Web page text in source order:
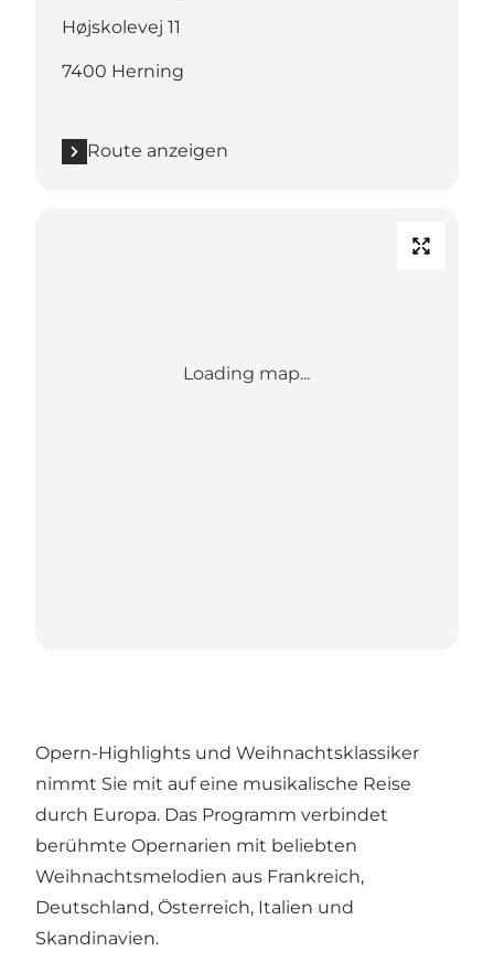
Højskolevej 11
7400 Herning
Route anzeigen
Loading map...
Opern-Highlights und Weihnachtsklassiker
nimmt Sie mit auf eine musikalische Reise
durch Europa. Das Programm verbindet
berühmte Opernarien mit beliebten
Weihnachtsmelodien aus Frankreich,
Deutschland, Österreich, Italien und
Skandinavien.